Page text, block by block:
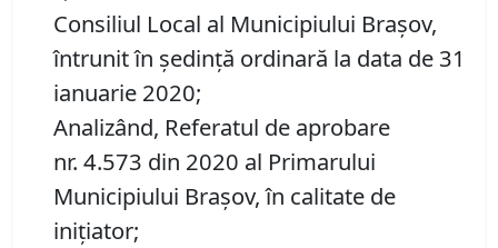
Consiliul Local al Municipiului Brașov,
întrunit în ședință ordinară la data de 31
ianuarie 2020;
Analizând, Referatul de aprobare
nr. 4.573 din 2020 al Primarului
Municipiului Braşov, în calitate de
inițiator;